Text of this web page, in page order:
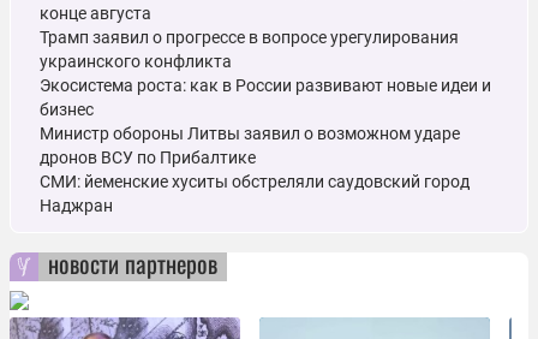
конце августа
Трамп заявил о прогрессе в вопросе урегулирования
украинского конфликта
Экосистема роста: как в России развивают новые идеи и
бизнес
Министр обороны Литвы заявил о возможном ударе
дронов ВСУ по Прибалтике
СМИ: йеменские хуситы обстреляли саудовский город
Наджран
новости партнеров